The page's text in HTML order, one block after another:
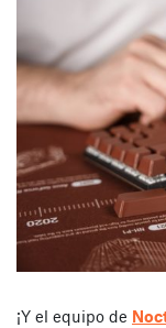
¡Y el equipo de